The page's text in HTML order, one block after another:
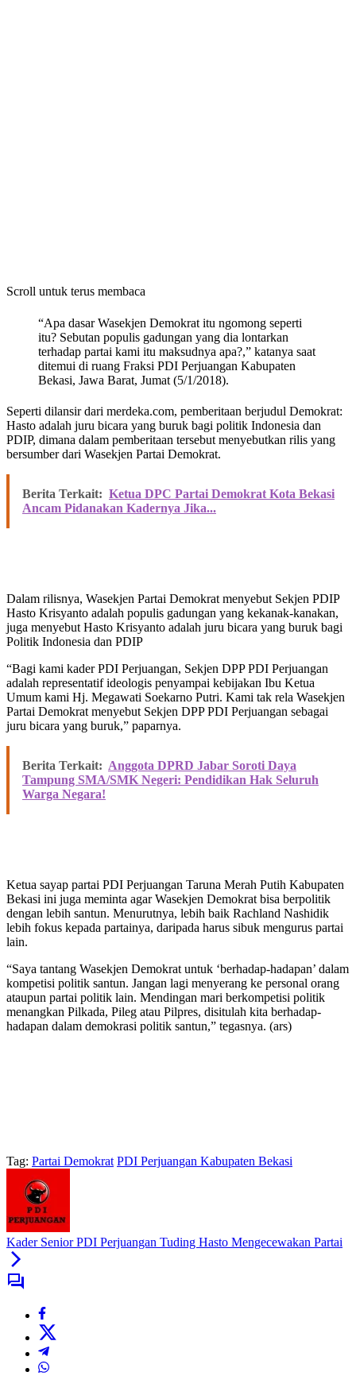
Scroll untuk terus membaca
“Apa dasar Wasekjen Demokrat itu ngomong seperti
itu? Sebutan populis gadungan yang dia lontarkan
terhadap partai kami itu maksudnya apa?,” katanya saat
ditemui di ruang Fraksi PDI Perjuangan Kabupaten
Bekasi, Jawa Barat, Jumat (5/1/2018).
Seperti dilansir dari merdeka.com, pemberitaan berjudul Demokrat:
Hasto adalah juru bicara yang buruk bagi politik Indonesia dan
PDIP, dimana dalam pemberitaan tersebut menyebutkan rilis yang
bersumber dari Wasekjen Partai Demokrat.
Berita Terkait: Ketua DPC Partai Demokrat Kota Bekasi
Ancam Pidanakan Kadernya Jika...
Dalam rilisnya, Wasekjen Partai Demokrat menyebut Sekjen PDIP
Hasto Krisyanto adalah populis gadungan yang kekanak-kanakan,
juga menyebut Hasto Krisyanto adalah juru bicara yang buruk bagi
Politik Indonesia dan PDIP
“Bagi kami kader PDI Perjuangan, Sekjen DPP PDI Perjuangan
adalah representatif ideologis penyampai kebijakan Ibu Ketua
Umum kami Hj. Megawati Soekarno Putri. Kami tak rela Wasekjen
Partai Demokrat menyebut Sekjen DPP PDI Perjuangan sebagai
juru bicara yang buruk,” paparnya.
Berita Terkait: Anggota DPRD Jabar Soroti Daya
Tampung SMA/SMK Negeri: Pendidikan Hak Seluruh
Warga Negara!
Ketua sayap partai PDI Perjuangan Taruna Merah Putih Kabupaten
Bekasi ini juga meminta agar Wasekjen Demokrat bisa berpolitik
dengan lebih santun. Menurutnya, lebih baik Rachland Nashidik
lebih fokus kepada partainya, daripada harus sibuk mengurus partai
lain.
“Saya tantang Wasekjen Demokrat untuk ‘berhadap-hadapan’ dalam
kompetisi politik santun. Jangan lagi menyerang ke personal orang
ataupun partai politik lain. Mendingan mari berkompetisi politik
menangkan Pilkada, Pileg atau Pilpres, disitulah kita berhadap-
hadapan dalam demokrasi politik santun,” tegasnya. (ars)
Tag: Partai Demokrat PDI Perjuangan Kabupaten Bekasi
Kader Senior PDI Perjuangan Tuding Hasto Mengecewakan Partai